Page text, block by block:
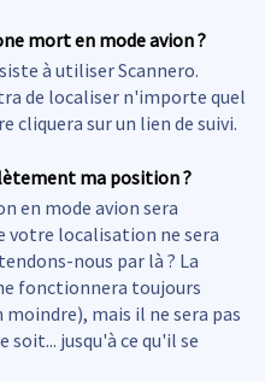
mort en mode avion ?
à utiliser Scannero.
de localiser n'importe quel
cliquera sur un lien de suivi.
ma position ?
en mode avion sera
votre localisation ne sera
nous par là ? La
fonctionnera toujours
mais il ne sera pas
soit... jusqu'à ce qu'il se